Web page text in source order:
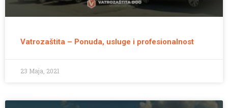
Vatrozaštita – Ponuda, usluge i profesionalnost
23 Maja, 2021